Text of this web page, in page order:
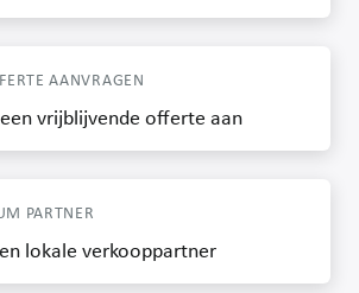
AANVRAGEN
vrijblijvende offerte aan
PARTNER
lokale verkooppartner